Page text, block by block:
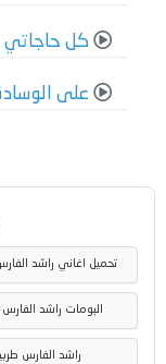
كل حاجاتي
على
تحميل اغاني راشد
البومات راشد
راشد الفارس